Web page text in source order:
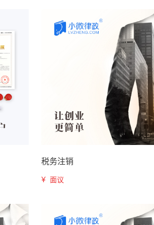
税务注销
¥ 面议